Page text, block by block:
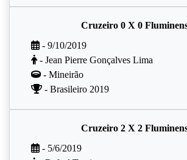
Cruzeiro 0 X 0
- 9/10/2019
- Jean Pierre Gonçalves Lima
- Mineirão
- Brasileiro 2019
Cruzeiro 2 X 2
- 5/6/2019